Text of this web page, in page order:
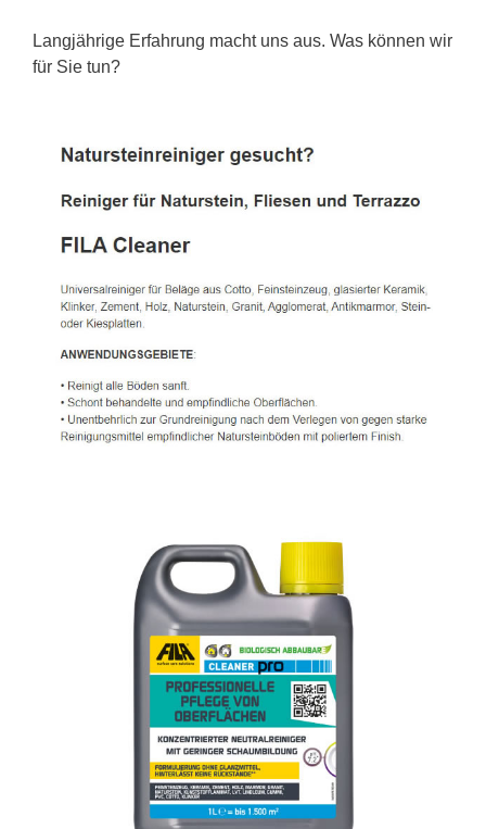
Langjährige Erfahrung macht uns aus. Was können wir
für Sie tun?